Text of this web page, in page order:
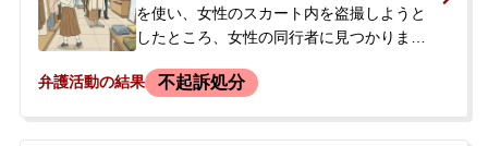
先に連絡が入り、上司が身元引受人とな
り、会社からはしばらく休むよう指示され
たいものの方法がわからず、当事務所に相
を使い、女性のスカート内を盗撮しようと
したところ、女性の同行者に見つかりまし
察署で事情聴取を受けました。その日は妻
弁護活動の結果 不起訴処分